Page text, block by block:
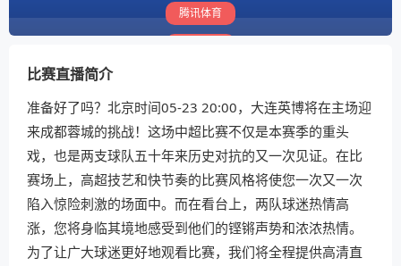
腾讯体育
比赛直播简介
准备好了吗？北京时间05-23 20:00，大连英博将在主场迎
来成都蓉城的挑战！这场中超比赛不仅是本赛季的重头
戏，也是两支球队五十年来历史对抗的又一次见证。在比
赛场上，高超技艺和快节奏的比赛风格将使您一次又一次
陷入惊险刺激的场面中。而在看台上，两队球迷热情高
涨，您将身临其境地感受到他们的铿锵声势和浓浓热情。
为了让广大球迷更好地观看比赛，我们将全程提供高清直